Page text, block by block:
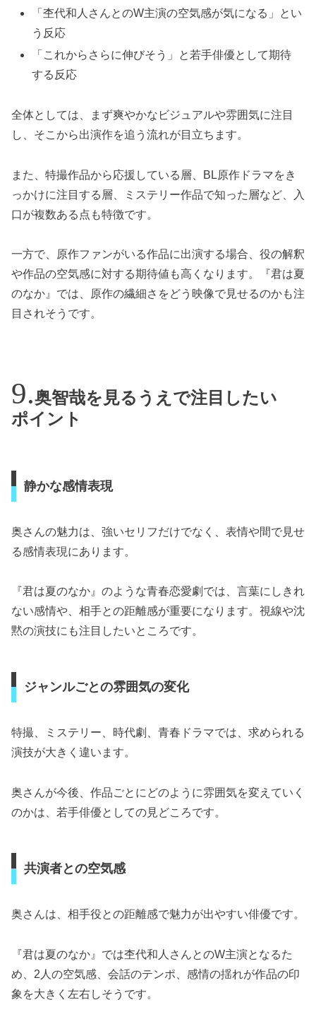
「杢代和人さんとのW主演の空気感が気になる」とい
う反応
「これからさらに伸びそう」と若手俳優として期待
する反応
全体としては、まず爽やかなビジュアルや雰囲気に注目
し、そこから出演作を追う流れが目立ちます。
また、特撮作品から応援している層、BL原作ドラマをき
っかけに注目する層、ミステリー作品で知った層など、入
口が複数ある点も特徴です。
一方で、原作ファンがいる作品に出演する場合、役の解釈
や作品の空気感に対する期待値も高くなります。『君は夏
のなか』では、原作の繊細さをどう映像で見せるのかも注
目されそうです。
奥智哉を見るうえで注目したい
ポイント
静かな感情表現
奥さんの魅力は、強いセリフだけでなく、表情や間で見せ
る感情表現にあります。
『君は夏のなか』のような青春恋愛劇では、言葉にしきれ
ない感情や、相手との距離感が重要になります。視線や沈
黙の演技にも注目したいところです。
ジャンルごとの雰囲気の変化
特撮、ミステリー、時代劇、青春ドラマでは、求められる
演技が大きく違います。
奥さんが今後、作品ごとにどのように雰囲気を変えていく
のかは、若手俳優としての見どころです。
共演者との空気感
奥さんは、相手役との距離感で魅力が出やすい俳優です。
『君は夏のなか』では杢代和人さんとのW主演となるた
め、2人の空気感、会話のテンポ、感情の揺れが作品の印
象を大きく左右しそうです。